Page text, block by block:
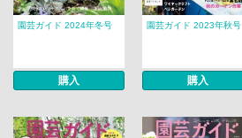
園芸ガイド 2024年冬号
購入
園芸ガイド 2023年秋号
購入